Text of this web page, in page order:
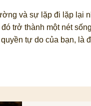
và sự lặp đi lặp lại
trở thành một nét
tự do của bạn, là